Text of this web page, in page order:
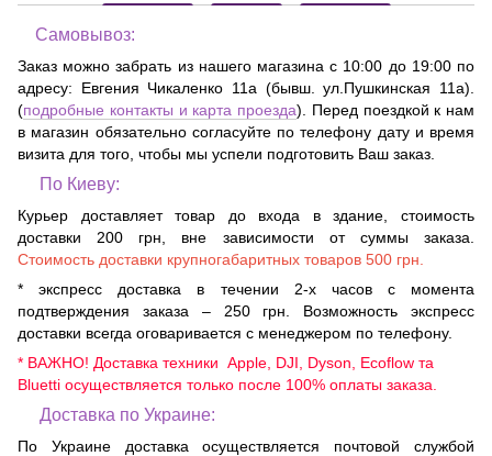
Самовывоз:
Заказ можно забрать из нашего магазина с 10:00 до 19:00 по
адресу: Евгения Чикаленко 11а (бывш. ул.Пушкинская 11а)
(подробные контакты и карта проезда). Перед поездкой к нам
в магазин обязательно согласуйте по телефону дату и время
визита для того, чтобы мы успели подготовить Ваш заказ.
По Киеву:
Курьер доставляет товар до входа в здание, стоимость
доставки 200 грн, вне зависимости от суммы заказа.
Стоимость доставки крупногабаритных товаров 500 грн.
* экспресс доставка в течении 2-х часов с момента
подтверждения заказа – 250 грн. Возможность экспресс
доставки всегда оговаривается с менеджером по телефону.
* ВАЖНО! Доставка техники Apple, DJI, Dyson, Ecoflow та
Bluetti осуществляется только после 100% оплаты заказа.
Доставка по Украине:
По Украине доставка осуществляется почтовой службой